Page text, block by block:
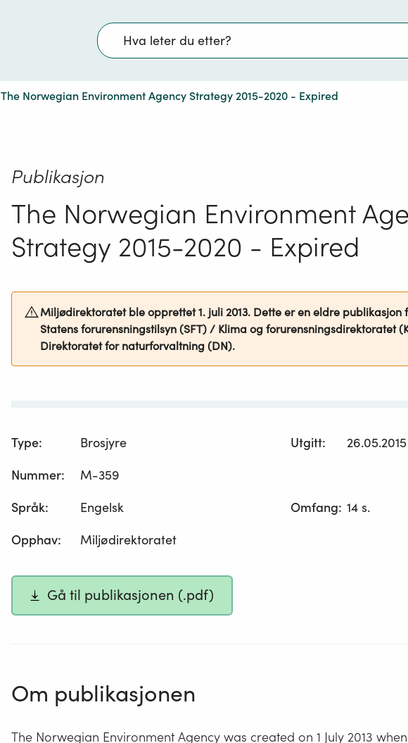
Søk
The Norwegian Environment Agency Strategy 2015-2020 - Expired
Publikasjon
The Norwegian Environment
Strategy 2015-2020 - Expired
Miljødirektoratet ble opprettet 1. juli 2013. Dette er en eldre publikasjon
Statens forurensningstilsyn (SFT) / Klima og forurensningsdirektoratet
Direktoratet for naturforvaltning (DN).
Type: Brosjyre Utgitt:
26.05.2015
Nummer:
M-359
Språk: Engelsk Omfang: 14 s.
Opphav: Miljødirektoratet
Gå til publikasjonen (.pdf)
Om publikasjonen
The Norwegian Environment Agency was created on 1 July 2013